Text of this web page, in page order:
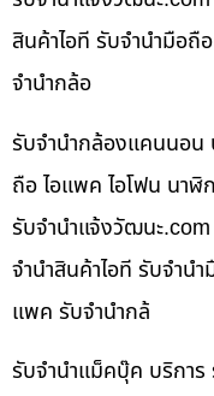
สินค้าไอที รับจำนำมือถื
จำนำกล้อ
รับจำนำกล้องแคนนอน
ถือ ไอแพค ไอโฟน นาฬิ
รับจํานําแจ้งวัฒนะ
จำนำสินค้าไอที รับจำน
แพค รับจำนำกล้
รับจำนำแม็คบุ๊ค บริการ